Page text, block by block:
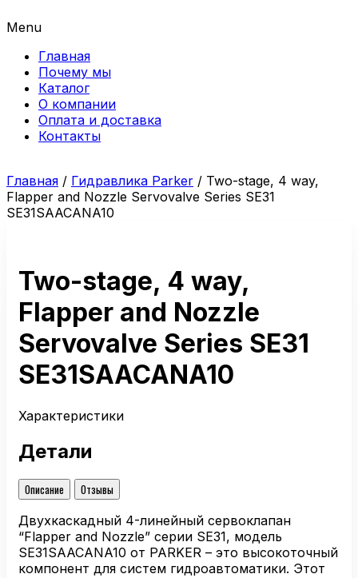
Menu
Главная
Почему мы
Каталог
О компании
Оплата и доставка
Контакты
Главная / Гидравлика Parker / Two-stage, 4 way,
Flapper and Nozzle Servovalve Series SE31
SE31SAACANA10
Two-stage, 4 way,
Flapper and Nozzle
Servovalve Series SE31
SE31SAACANA10
Характеристики
Детали
Описание
Отзывы
Двухкаскадный 4-линейный сервоклапан
“Flapper and Nozzle” серии SE31, модель
SE31SAACANA10 от PARKER – это высокоточный
компонент для систем гидроавтоматики. Этот